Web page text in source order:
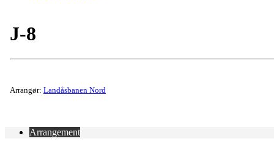
J-8
Arrangør: Landåsbanen Nord
Arrangement